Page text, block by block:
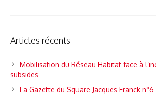
Articles récents
Mobilisation du Réseau Habitat face à
subsides
La Gazette du Square Jacques Franck n°6